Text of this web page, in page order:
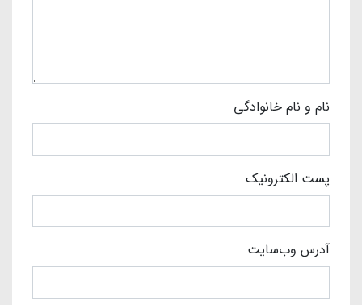
نام و نام خانوادگی
پست الکترونیک
آدرس وب‌سایت